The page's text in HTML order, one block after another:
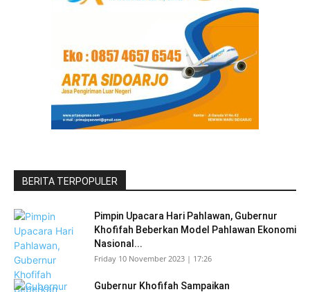
BERITA TERPOPULER
Pimpin Upacara Hari Pahlawan, Gubernur
Khofifah Beberkan Model Pahlawan Ekonomi
Nasional...
Friday 10 November 2023 | 17:26
Gubernur Khofifah Sampaikan